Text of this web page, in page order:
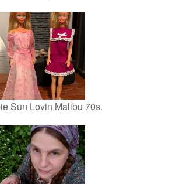
Sun Lovin Malibu 70s.